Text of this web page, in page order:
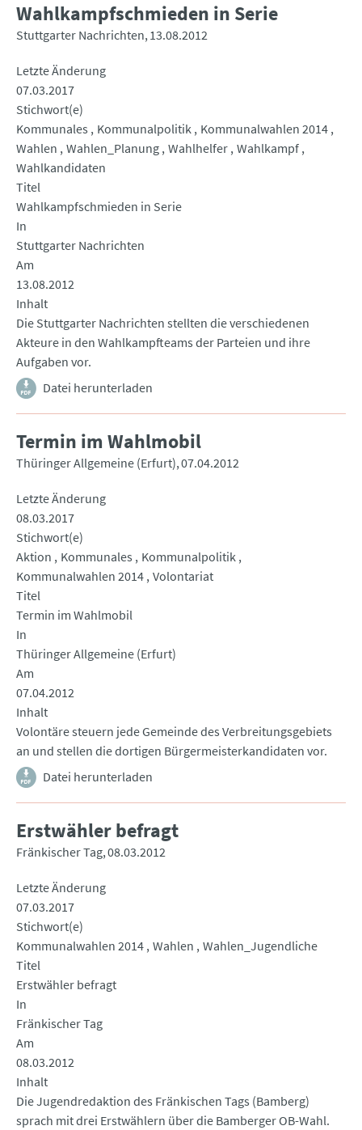
Wahlkampfschmieden in Serie
Stuttgarter Nachrichten 13.08.2012
Letzte Änderung
07.03.2017
Stichwort(e)
Kommunales
Kommunalpolitik Kommunalwahlen 2014
Wahlen Wahlen_Planung Wahlhelfer Wahlkampf
Wahlkandidaten
Titel
Wahlkampfschmieden in Serie
In
Stuttgarter Nachrichten
Am
13.08.2012
Inhalt
Die Stuttgarter Nachrichten stellten die verschiedenen
Akteure in den Wahlkampfteams der Parteien und ihre
Aufgaben vor.
Datei herunterladen
Termin im Wahlmobil
Thüringer Allgemeine (Erfurt) 07.04.2012
Letzte Änderung
08.03.2017
Stichwort(e)
Aktion
Kommunales
Kommunalpolitik
Kommunalwahlen 2014 Volontariat
Titel
Termin im Wahlmobil
In
Thüringer Allgemeine (Erfurt)
Am
07.04.2012
Inhalt
Volontäre steuern jede Gemeinde des Verbreitungsgebiets
an und stellen die dortigen Bürgermeisterkandidaten vor.
Datei herunterladen
Erstwähler befragt
Fränkischer Tag 08.03.2012
Letzte Änderung
07.03.2017
Stichwort(e)
Kommunalwahlen 2014 Wahlen Wahlen_Jugendliche
Titel
Erstwähler befragt
In
Fränkischer Tag
Am
08.03.2012
Inhalt
Die Jugendredaktion des Fränkischen Tags (Bamberg)
sprach mit drei Erstwählern über die Bamberger OB-Wahl.